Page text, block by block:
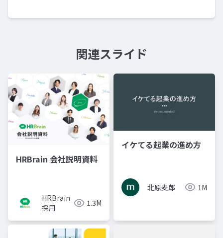
関連スライド
HRBrain 会社説明資料
HRBrain
採用
1.3M
イケてる起業の進め方
北原麦郎 1M